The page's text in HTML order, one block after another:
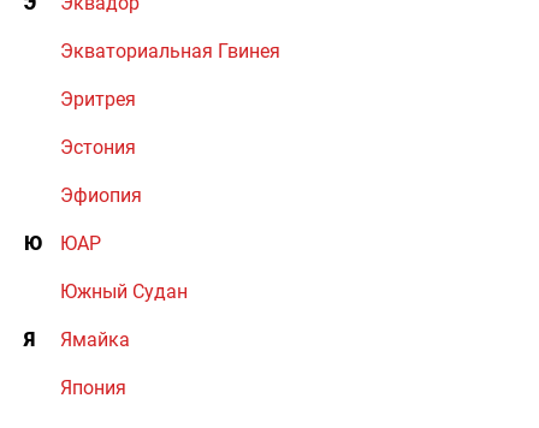
Экваториальная Гвинея
Эритрея
Эстония
Эфиопия
Ю ЮАР
Южный Судан
Я Ямайка
Япония